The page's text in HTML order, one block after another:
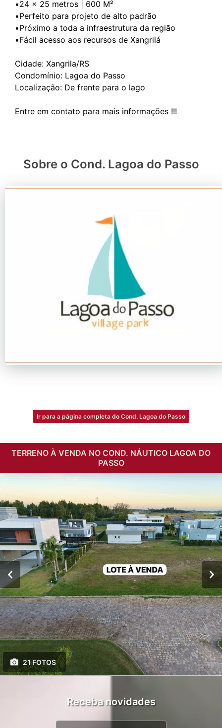
▪️24 x 25 metros | 600 M²
▪️Perfeito para projeto de alto padrão
▪️Próximo a toda a infraestrutura da região
▪️Fácil acesso aos recursos de Xangrilá
Cidade: Xangrila/RS
Condomínio: Lagoa do Passo
Localização: De frente para o lago
Sobre o Cond. Lagoa do Passo
Ir para a página completa do Cond. Lagoa do Passo
TERRENO À VENDA NO COND. NÁUTICO LAGOA DO
PASSO
21 FOTOS
Receba novidades